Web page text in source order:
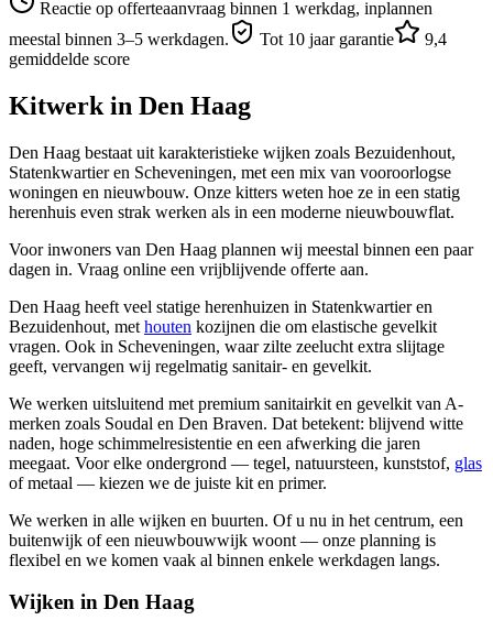
Reactie op offerteaanvraag binnen 1 werkdag, inplannen
meestal binnen 3–5 werkdagen.
Tot 10 jaar garantie
9,4
gemiddelde score
Kitwerk in Den Haag
Den Haag bestaat uit karakteristieke wijken zoals Bezuidenhout,
Statenkwartier en Scheveningen, met een mix van vooroorlogse
woningen en nieuwbouw. Onze kitters weten hoe ze in een statig
herenhuis even strak werken als in een moderne nieuwbouwflat.
Voor inwoners van Den Haag plannen wij meestal binnen een paar
dagen in. Vraag online een vrijblijvende offerte aan.
Den Haag heeft veel statige herenhuizen in Statenkwartier en
Bezuidenhout, met houten kozijnen die om elastische gevelkit
vragen. Ook in Scheveningen, waar zilte zeelucht extra slijtage
geeft, vervangen wij regelmatig sanitair- en gevelkit.
We werken uitsluitend met premium sanitairkit en gevelkit van A-
merken zoals Soudal en Den Braven. Dat betekent: blijvend witte
naden, hoge schimmelresistentie en een afwerking die jaren
meegaat. Voor elke ondergrond — tegel, natuursteen, kunststof, glas
of metaal — kiezen we de juiste kit en primer.
We werken in alle wijken en buurten. Of u nu in het centrum, een
buitenwijk of een nieuwbouwwijk woont — onze planning is
flexibel en we komen vaak al binnen enkele werkdagen langs.
Wijken in Den Haag